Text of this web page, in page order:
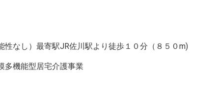
なし）最寄駅JR佐川駅より徒歩１０分（８５０m)
機能型居宅介護事業